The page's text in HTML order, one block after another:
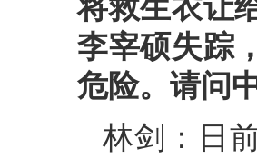
将救生衣让
李宰硕失踪
危险。请问
林剑：日